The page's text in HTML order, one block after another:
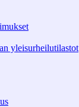
yleisurheilutilastot